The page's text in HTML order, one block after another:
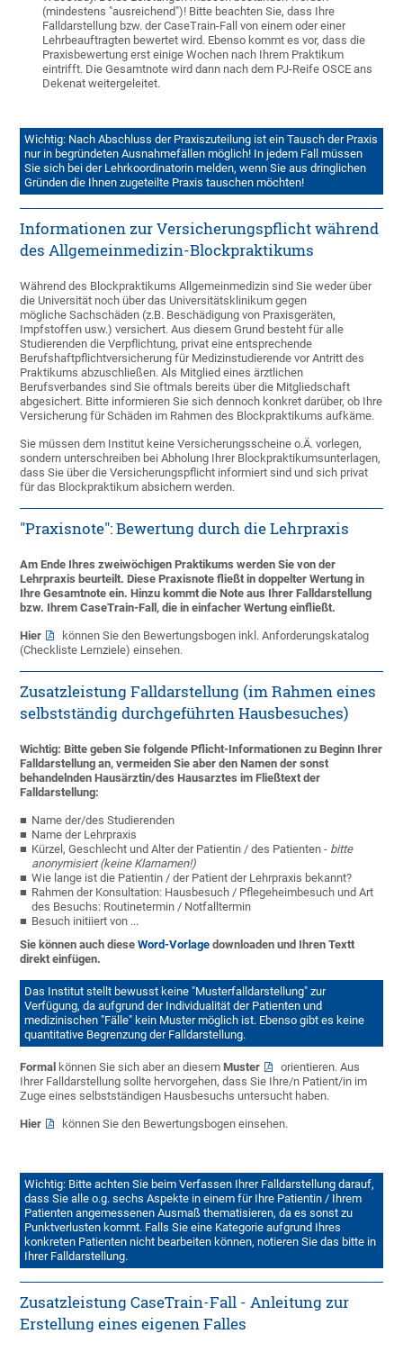
(mindestens "ausreichend")! Bitte beachten Sie, dass Ihre
Falldarstellung bzw. der CaseTrain-Fall von einem oder einer
Lehrbeauftragten bewertet wird. Ebenso kommt es vor, dass die
Praxisbewertung erst einige Wochen nach Ihrem Praktikum
eintrifft. Die Gesamtnote wird dann nach dem PJ-Reife OSCE ans
Dekenat weitergeleitet.
Wichtig: Nach Abschluss der Praxiszuteilung ist ein Tausch der Praxis
nur in begründeten Ausnahmefällen möglich! In jedem Fall müssen
Sie sich bei der Lehrkoordinatorin melden, wenn Sie aus dringlichen
Gründen die Ihnen zugeteilte Praxis tauschen möchten!
Informationen zur Versicherungspflicht während
des Allgemeinmedizin-Blockpraktikums
Während des Blockpraktikums Allgemeinmedizin sind Sie weder über
die Universität noch über das Universitätsklinikum gegen
mögliche Sachschäden (z.B. Beschädigung von Praxisgeräten,
Impfstoffen usw.) versichert. Aus diesem Grund besteht für alle
Studierenden die Verpflichtung, privat eine entsprechende
Berufshaftpflichtversicherung für Medizinstudierende vor Antritt des
Praktikums abzuschließen. Als Mitglied eines ärztlichen
Berufsverbandes sind Sie oftmals bereits über die Mitgliedschaft
abgesichert. Bitte informieren Sie sich dennoch konkret darüber, ob Ihre
Versicherung für Schäden im Rahmen des Blockpraktikums aufkäme.
Sie müssen dem Institut keine Versicherungsscheine o.Ä. vorlegen,
sondern unterschreiben bei Abholung Ihrer Blockpraktikumsunterlagen,
dass Sie über die Versicherungspflicht informiert sind und sich privat
für das Blockpraktikum absichern werden.
"Praxisnote": Bewertung durch die Lehrpraxis
Am Ende Ihres zweiwöchigen Praktikums werden Sie von der
Lehrpraxis beurteilt. Diese Praxisnote fließt in doppelter Wertung in
Ihre Gesamtnote ein. Hinzu kommt die Note aus Ihrer Falldarstellung
bzw. Ihrem CaseTrain-Fall, die in einfacher Wertung einfließt.
Hier
können Sie den Bewertungsbogen inkl. Anforderungskatalog
(Checkliste Lernziele) einsehen.
Zusatzleistung Falldarstellung (im Rahmen eines
selbstständig durchgeführten Hausbesuches)
Wichtig: Bitte geben Sie folgende Pflicht-Informationen zu Beginn Ihrer
Falldarstellung an, vermeiden Sie aber den Namen der sonst
behandelnden Hausärztin/des Hausarztes im Fließtext der
Falldarstellung:
Name der/des Studierenden
Name der Lehrpraxis
Kürzel, Geschlecht und Alter der Patientin / des Patienten - bitte
anonymisiert (keine Klarnamen!)
Wie lange ist die Patientin / der Patient der Lehrpraxis bekannt?
Rahmen der Konsultation: Hausbesuch / Pflegeheimbesuch und Art
des Besuchs: Routinetermin / Notfalltermin
Besuch initiiert von ...
Sie können auch dieseWord-Vorlage downloaden und Ihren Textt
direkt einfügen.
Das Institut stellt bewusst keine "Musterfalldarstellung" zur
Verfügung, da aufgrund der Individualität der Patienten und
medizinischen "Fälle" kein Muster möglich ist. Ebenso gibt es keine
quantitative Begrenzung der Falldarstellung.
Formal können Sie sich aber an diesem Muster
orientieren. Aus
Ihrer Falldarstellung sollte hervorgehen, dass Sie Ihre/n Patient/in im
Zuge eines selbstständigen Hausbesuchs untersucht haben.
Hier können Sie den Bewertungsbogen einsehen.
Wichtig: Bitte achten Sie beim Verfassen Ihrer Falldarstellung darauf,
dass Sie alle o.g. sechs Aspekte in einem für Ihre Patientin / Ihrem
Patienten angemessenen Ausmaß thematisieren, da es sonst zu
Punktverlusten kommt. Falls Sie eine Kategorie aufgrund Ihres
konkreten Patienten nicht bearbeiten können, notieren Sie das bitte in
Ihrer Falldarstellung.
Zusatzleistung CaseTrain-Fall - Anleitung zur
Erstellung eines eigenen Falles